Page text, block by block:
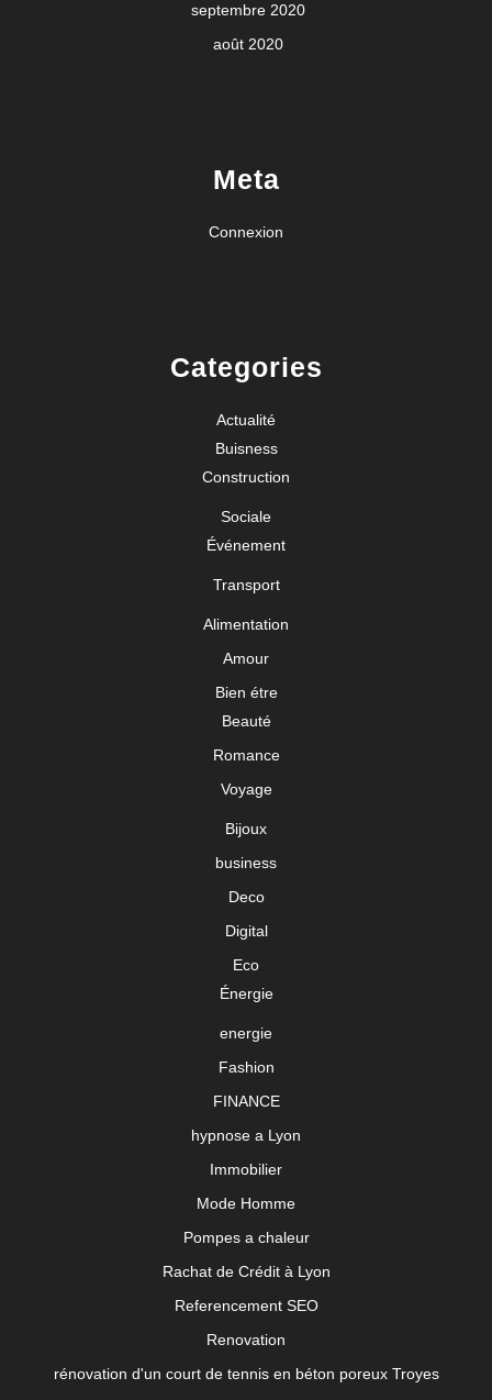
septembre 2020
août 2020
Meta
Connexion
Categories
Actualité
Buisness
Construction
Sociale
Événement
Transport
Alimentation
Amour
Bien étre
Beauté
Romance
Voyage
Bijoux
business
Deco
Digital
Eco
Énergie
energie
Fashion
FINANCE
hypnose a Lyon
Immobilier
Mode Homme
Pompes a chaleur
Rachat de Crédit à Lyon
Referencement SEO
Renovation
rénovation d'un court de tennis en béton poreux Troyes